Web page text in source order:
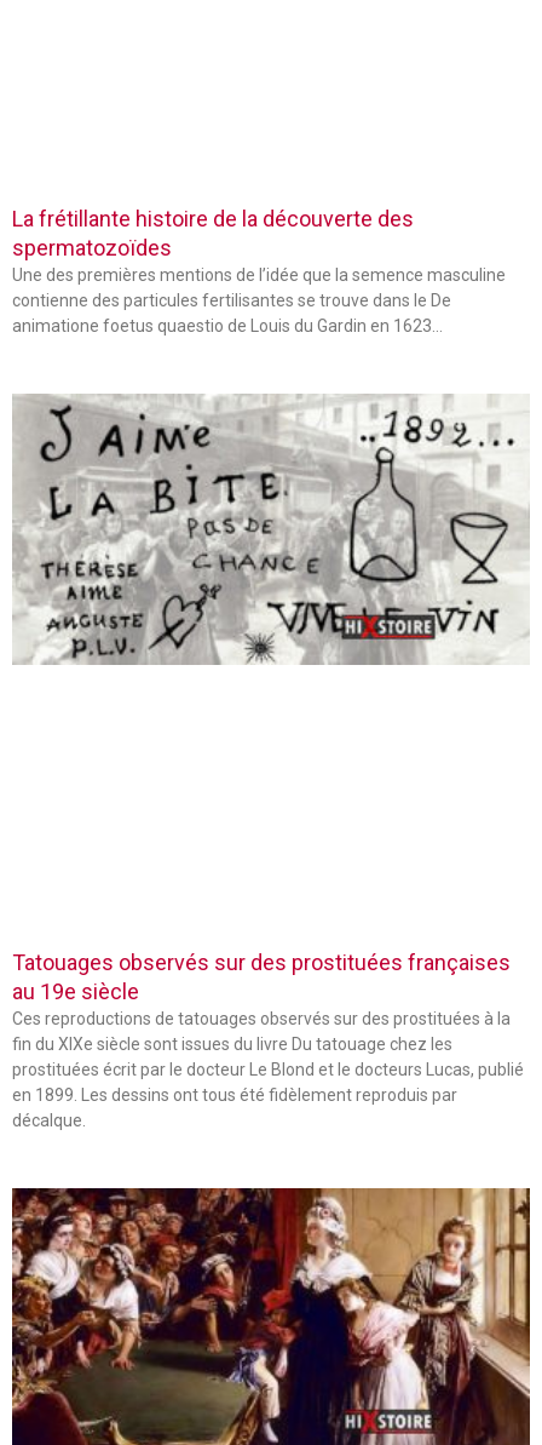
La frétillante histoire de la découverte des
spermatozoïdes
Une des premières mentions de l’idée que la semence masculine
contienne des particules fertilisantes se trouve dans le De
animatione foetus quaestio de Louis du Gardin en 1623…
Tatouages observés sur des prostituées françaises
au 19e siècle
Ces reproductions de tatouages observés sur des prostituées à la
fin du XIXe siècle sont issues du livre Du tatouage chez les
prostituées écrit par le docteur Le Blond et le docteurs Lucas, publié
en 1899. Les dessins ont tous été fidèlement reproduis par
décalque.